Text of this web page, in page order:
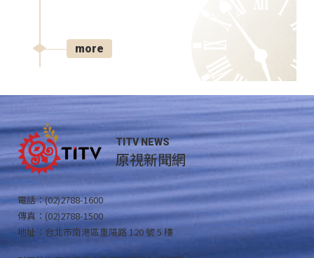
more
TITV NEWS
原視新聞網
電話：(02)2788-1600
傳真：(02)2788-1500
地址：台北市南港區重陽路 120 號 5 樓